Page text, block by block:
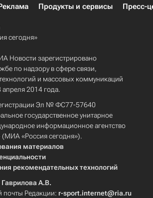
Продукты и сервисы Пресс-
сегодня»
Новости зарегистрировано
по надзору в сфере связи,
и массовых коммуникаций
2014 года.
Эл № ФС77-57640
государственное унитарное
информационное агентство
(МИА «Россия сегодня»).
материалов
рекомендательных технологий
Гаврилова А.В.
почты Редакции: r-sport.internet@ria.ru